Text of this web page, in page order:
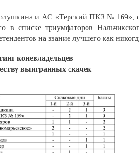
и АО «Терский ПКЗ № 169»,
в списке триумфаторов
на звание лучшего как
коневладельцев
выигранных скачек